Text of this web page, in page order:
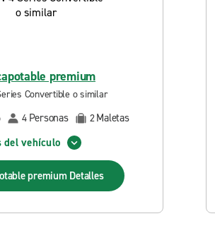
premium
Convertible o similar
4 Personas 2Maletas
del vehículo
premium Detalles